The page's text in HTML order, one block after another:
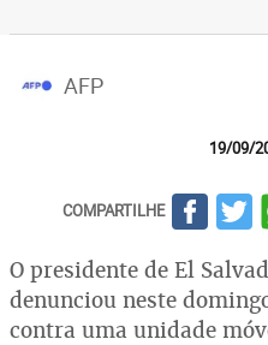
AFP
19/09/
COMPARTILHE
O presidente de El
denunciou neste
contra uma unidade